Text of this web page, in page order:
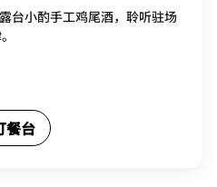
台小酌手工鸡尾酒，聆听驻场
餐台